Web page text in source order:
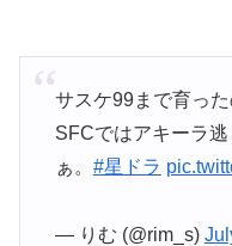
サスケ99まで育った
SFCではアキーラ
ぁ。 #星ドラ
— りむ (@rim_s)